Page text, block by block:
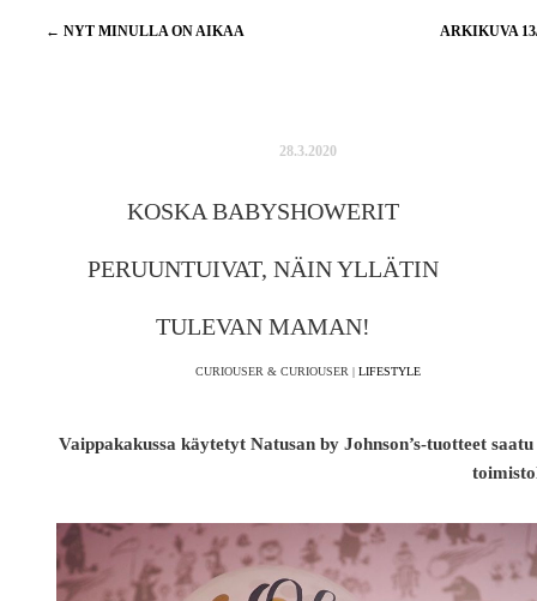
Artikkelien
← NYT MINULLA ON AIKAA ARKIKUVA
28.3.2020
KOSKA BABYSHOWERIT
PERUUNTUIVAT, NÄIN YLLÄTIN
TULEVAN MAMAN!
CURIOUSER & CURIOUSER | LIFESTYLE
Vaippakakussa käytetyt Natusan by Johnson’s-tuotteet